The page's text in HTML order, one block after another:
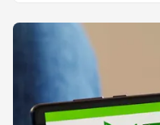
Powerd by
Hamecke Park